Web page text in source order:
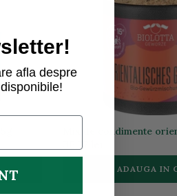
Mix de condimente
36,77 lei
ADAUGA IN
afla despre